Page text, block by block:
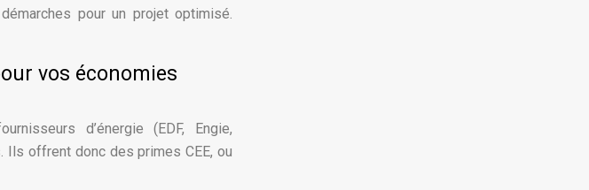
pour un projet optimisé.
vos économies
d’énergie (EDF, Engie,
Ils offrent donc des primes CEE, ou